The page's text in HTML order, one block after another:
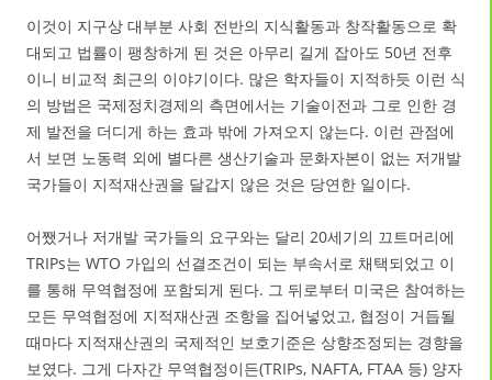
이것이 지구상 대부분 사회 전반의 지식활동과 창작활동으로 확
대되고 법률이 팽창하게 된 것은 아무리 길게 잡아도 50년 전후
이니 비교적 최근의 이야기이다. 많은 학자들이 지적하듯 이런 식
의 방법은 국제정치경제의 측면에서는 기술이전과 그로 인한 경
제 발전을 더디게 하는 효과 밖에 가져오지 않는다. 이런 관점에
서 보면 노동력 외에 별다른 생산기술과 문화자본이 없는 저개발
국가들이 지적재산권을 달갑지 않은 것은 당연한 일이다.
어쨌거나 저개발 국가들의 요구와는 달리 20세기의 끄트머리에
TRIPs는 WTO 가입의 선결조건이 되는 부속서로 채택되었고 이
를 통해 무역협정에 포함되게 된다. 그 뒤로부터 미국은 참여하는
모든 무역협정에 지적재산권 조항을 집어넣었고, 협정이 거듭될
때마다 지적재산권의 국제적인 보호기준은 상향조정되는 경향을
보였다. 그게 다자간 무역협정이든(TRIPs, NAFTA, FTAA 등) 양자